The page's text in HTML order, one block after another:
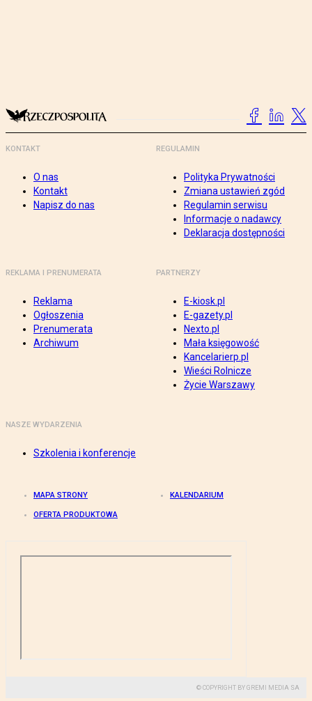
KONTAKT
O nas
Kontakt
Napisz do nas
REGULAMIN
Polityka Prywatności
Zmiana ustawień zgód
Regulamin serwisu
Informacje o nadawcy
Deklaracja dostępności
REKLAMA I PRENUMERATA
Reklama
Ogłoszenia
Prenumerata
Archiwum
PARTNERZY
E-kiosk.pl
E-gazety.pl
Nexto.pl
Mała księgowość
Kancelarierp.pl
Wieści Rolnicze
Życie Warszawy
NASZE WYDARZENIA
Szkolenia i konferencje
MAPA STRONY KALENDARIUM
OFERTA PRODUKTOWA
© COPYRIGHT BY GREMI MEDIA SA